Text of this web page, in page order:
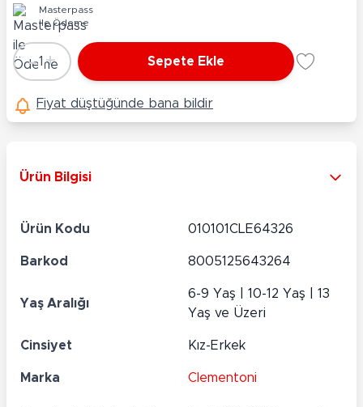
Masterpass
ile Ödeme
Adet
-1 + Sepete Ekle
Fiyat düştüğünde bana bildir
Ürün Bilgisi
Ürün Kodu 010101CLE64326
Barkod 8005125643264
Yaş Aralığı
6-9 Yaş | 10-12 Yaş | 13
Yaş ve Üzeri
Cinsiyet Kız-Erkek
Marka Clementoni